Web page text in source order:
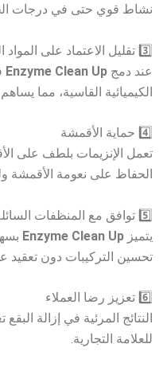
نشاط قوي حتى في درجات
3️⃣ تقليل الاعتماد على المواد الكيميائية
عند دمج Enzyme Clean Up
الكيميائية القاسية، مما
4️⃣ حماية الأقمشة
تعمل الإنزيمات بلطف على
الحفاظ على نعومة الأقمشة
5️⃣ توافق مع المنظفات السائلة والمساحيق
يتميز Enzyme Clean Up
تحسين التركيبات دون تعقيد
6️⃣ تعزيز رضا العملاء
النتائج المرئية في إزالة
للعلامة التجارية.